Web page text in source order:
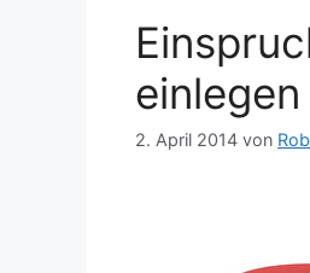
einlegen
2. April 2014 von